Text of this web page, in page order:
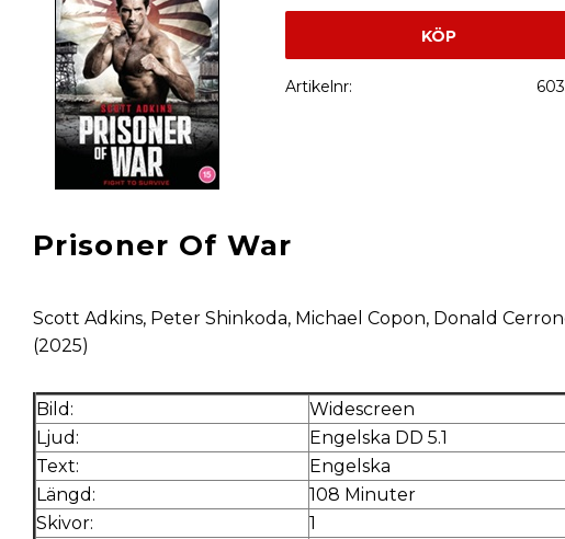
KÖP
Artikelnr
Prisoner Of War
Scott Adkins, Peter Shinkoda, Michael Copon, Donald
(2025)
Bild:
Widescreen
Ljud:
Engelska DD 5.1
Text:
Engelska
Längd:
108 Minuter
Skivor:
1